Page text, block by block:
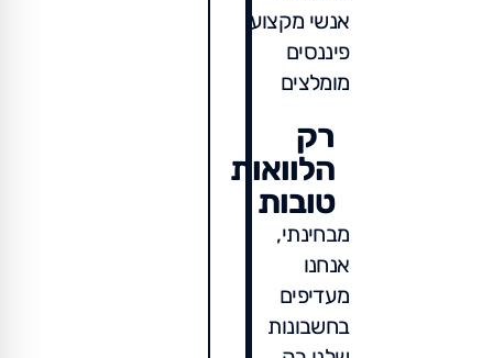
אנשי מקצוע
פיננסים
מומלצים
רק
הלוואות
טובות
מבחינתי,
אנחנו
מעדיפים
בחשבונות